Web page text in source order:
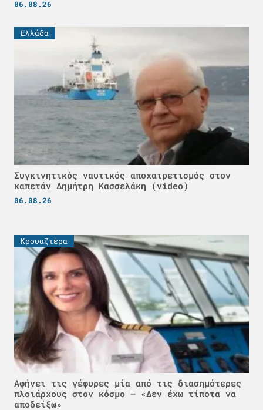
06.08.26
Ελλάδα
Συγκινητικός ναυτικός αποχαιρετισμός στον
καπετάν Δημήτρη Κασσελάκη (video)
06.08.26
Κρουαζιέρα
Αφήνει τις γέφυρες μία από τις διασημότερες
πλοιάρχους στον κόσμο – «Δεν έχω τίποτα να
αποδείξω»